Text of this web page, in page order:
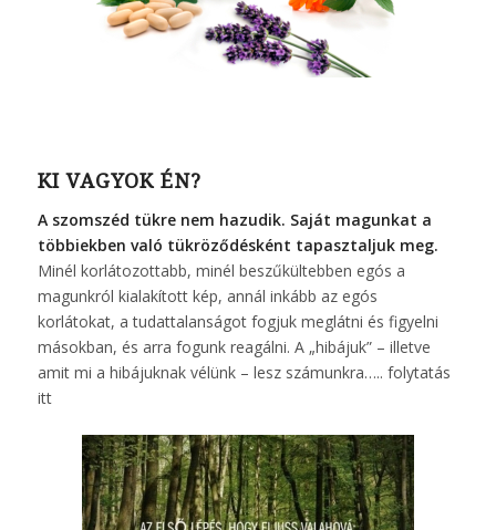
KI VAGYOK ÉN?
A szomszéd tükre nem hazudik. Saját magunkat a
többiekben való tükröződésként tapasztaljuk meg.
Minél korlátozottabb, minél beszűkültebben egós a
magunkról kialakított kép, annál inkább az egós
korlátokat, a tudattalanságot fogjuk meglátni és figyelni
másokban, és arra fogunk reagálni. A „hibájuk” – illetve
amit mi a hibájuknak vélünk – lesz számunkra….. folytatás
itt